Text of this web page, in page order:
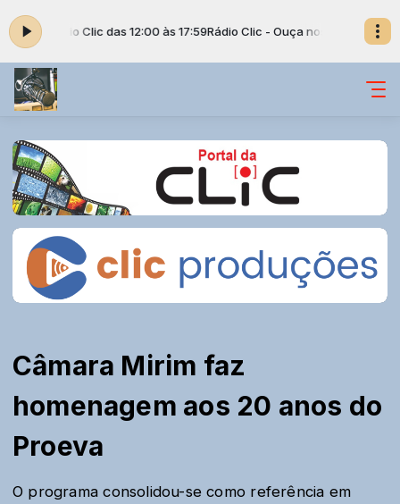
Rádio Clic das 12:00 às 17:59Rádio Clic - Ouça nossa rádio clicando
Câmara Mirim faz
homenagem aos 20 anos do
Proeva
O programa consolidou-se como referência em